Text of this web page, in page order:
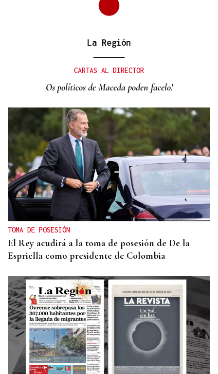
La Región
CARTAS AL DIRECTOR
Os políticos de Maceda poden facelo!
TOMA DE POSESIÓN
El Rey acudirá a la toma de posesión de De la
Espriella como presidente de Colombia